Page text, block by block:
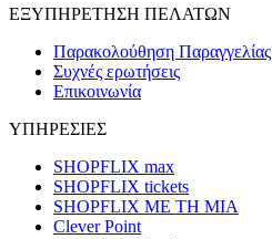
ΕΞΥΠΗΡΕΤΗΣΗ ΠΕΛΑΤΩΝ
Παρακολούθηση Παραγγελίας
Συχνές ερωτήσεις
Επικοινωνία
ΥΠΗΡΕΣΙΕΣ
SHOPFLIX max
SHOPFLIX tickets
SHOPFLIX ΜΕ ΤΗ ΜΙΑ
Clever Point